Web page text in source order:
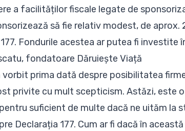
a facilităților fiscale legate de
să fie relativ modest, de aprox.
Fondurile acestea ar putea fi investite
fondatoare Dăruiește Viață
vorbit prima dată despre posibilitatea
privite cu mult scepticism. Astăzi, este
suficient de multe dacă ne uităm la
Declarația 177. Cum ar fi dacă în